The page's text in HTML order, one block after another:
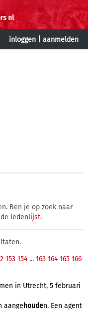
inloggen aanmelden
Ben je op zoek naar
ledenlijst.
153 154 ... 163 164 165 166
in Utrecht, 5 februari
aange houden. Een agent